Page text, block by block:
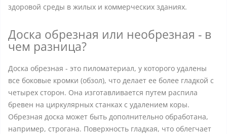
здоровой среды в жилых и коммерческих зданиях.
Доска обрезная или необрезная - в
чем разница?
Доска обрезная - это пиломатериал, у которого удалены
все боковые кромки (обзол), что делает ее более гладкой с
четырех сторон. Она изготавливается путем распила
бревен на циркулярных станках с удалением коры.
Обрезная доска может быть дополнительно обработана,
например, строгана. Поверхность гладкая, что облегчает